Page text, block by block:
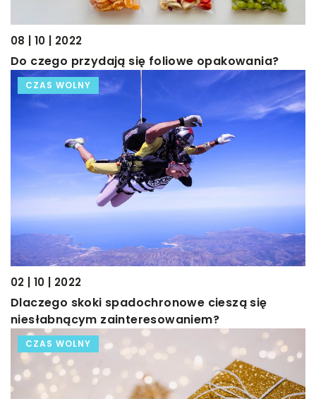
08 | 10 | 2022
Do czego przydają się foliowe opakowania?
CZAS WOLNY
02 | 10 | 2022
Dlaczego skoki spadochronowe cieszą się
niesłabnącym zainteresowaniem?
CZAS WOLNY